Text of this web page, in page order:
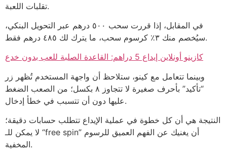
تقلبات اللعبة.
في المقابل، إذا قررت سحب ٥٠٠ درهم عبر التحويل البنكي،
سيُخصم منك ٣٪ كرسوم سحب، ما يترك لك ٤٨٥ درهم فقط.
كازينو أونلاين إيداع 5 دراهم: القاعدة الصلبة للعب بدون خدع
وبينما تتعامل مع كينو، ستلاحظ أن واجهة المستخدم تُظهر زر
“تأكيد” بأحرف صغيرة لا تتجاوز ٨ بكسل؛ من الصعب الضغط
عليها دون أن تتسبب في خطأ إدخال.
النتيجة هي أن كل خطوة في عملية الإيداع تتطلب حسابات دقيقة؛
لا يمكن للـ “free spin” أن يغنيك عن الفهم العميق للرسوم
المخفية.